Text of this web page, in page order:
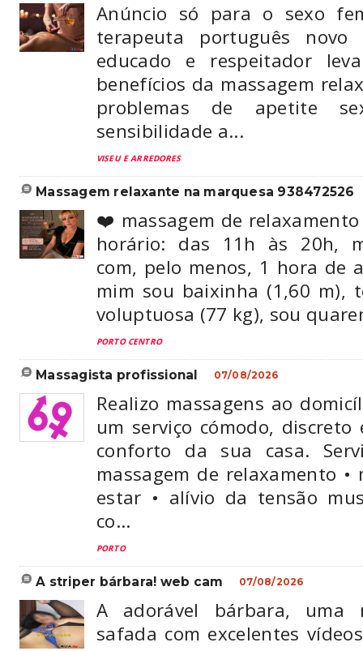
Anúncio só para o sexo
terapeuta português novo
educado e respeitador
benefícios da massagem
problemas de apetite
sensibilidade a...
VISEU E ARREDORES
massagem relaxante na marquesa 938472526
❤️ massagem de
horário: das 11h às 20h,
com, pelo menos, 1 hora de
mim sou baixinha (1,60 m),
voluptuosa (77 kg), sou
PORTO CENTRO
massagista profissional 07/08/2026
Realizo massagens ao
um serviço cómodo,
conforto da sua casa.
massagem de relaxamento •
estar • alívio da tensão
co...
PORTO
a striper bárbara! web cam 07/08/2026
A adorável bárbara, uma
safada com excelentes